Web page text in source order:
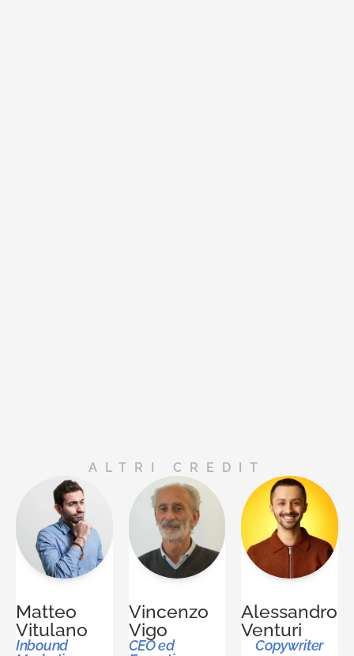
ALTRI CREDIT
Matteo
Vitulano
Inbound
Vincenzo
Vigo
CEO ed
Alessandro
Venturi
Copywriter